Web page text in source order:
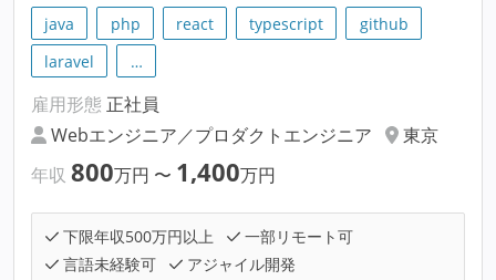
java php react typescript
github
laravel
…
雇用形態 正社員
Webエンジニア／プロダクトエンジニア
東京
年収 800万円 〜 1,400万円
下限年収500万円以上
一部リモート可
言語未経験可
アジャイル開発